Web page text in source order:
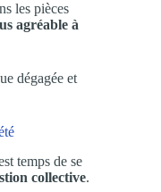
les pièces
agréable à
dégagée et
temps de se
collective.